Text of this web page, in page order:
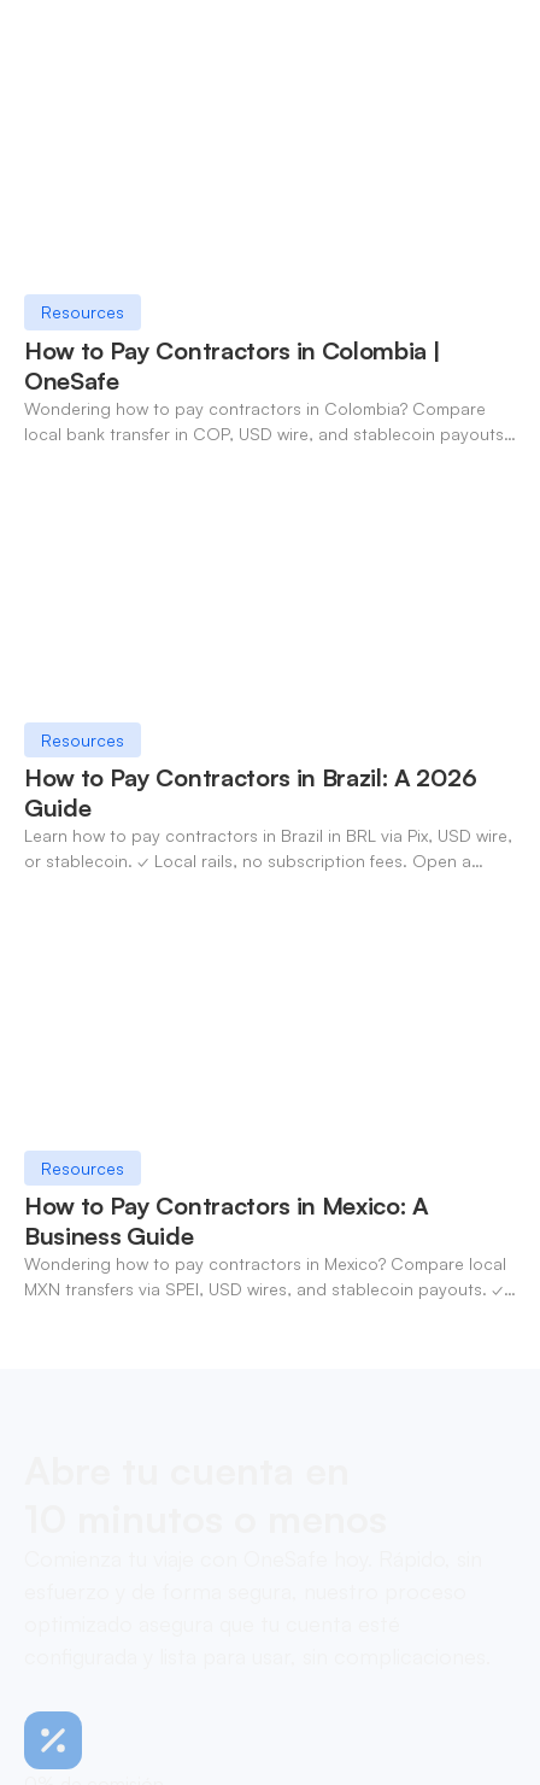
Resources
How to Pay Contractors in Colombia |
OneSafe
Wondering how to pay contractors in Colombia? Compare
local bank transfer in COP, USD wire, and stablecoin payouts.
Resources
How to Pay Contractors in Brazil: A 2026
Guide
Learn how to pay contractors in Brazil in BRL via Pix, USD wire,
or stablecoin. ✓ Local rails, no subscription fees. Open a
Resources
How to Pay Contractors in Mexico: A
Business Guide
Wondering how to pay contractors in Mexico? Compare local
MXN transfers via SPEI, USD wires, and stablecoin payouts. ✓